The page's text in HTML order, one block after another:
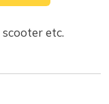
etc.